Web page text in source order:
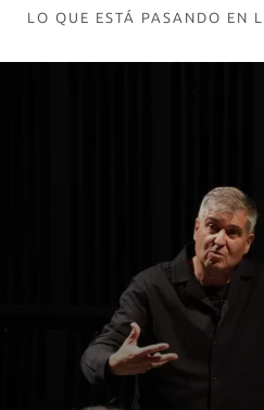
LO QUE ESTÁ PASANDO EN